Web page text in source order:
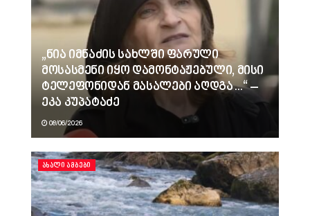
„ნია იმნაძის სახლში ფარული
მოსასმენი იყო დამონტაჟებული, მისი
ტელეფონიდან მასალები აღდგა…“ –
ეკა კუპატაძე
08/06/2026
ᲐᲮᲐᲚᲘ ᲐᲛᲑᲔᲑᲘ